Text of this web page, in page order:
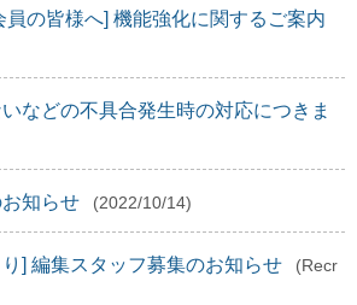
員の皆様へ] 機能強化に関するご案内
などの不具合発生時の対応につきま
知らせ (2022/10/14)
] 編集スタッフ募集のお知らせ
(Recr